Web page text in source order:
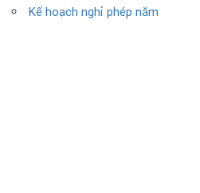
Kế hoạch nghỉ phép năm